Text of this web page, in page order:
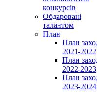
конкурсів
Обдаровані
талантом
План
План
2021-2022
План
2022-2023
План
2023-2024